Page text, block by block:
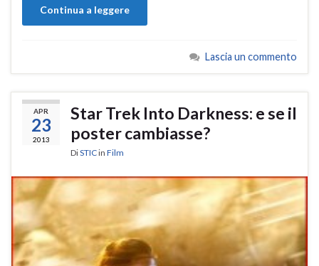
Continua a leggere
Lascia un commento
APR
23
2013
Star Trek Into Darkness: e se il
poster cambiasse?
DiSTICin Film